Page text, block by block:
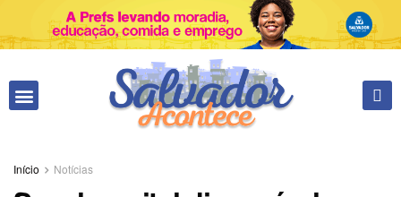
Início Notícias